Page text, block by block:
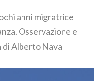
anni migratrice
Osservazione e
Alberto Nava